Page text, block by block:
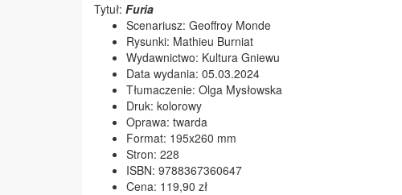
Tytuł: Furia
Scenariusz: Geoffroy Monde
Rysunki: Mathieu Burniat
Wydawnictwo: Kultura Gniewu
Data wydania: 05.03.2024
Tłumaczenie: Olga Mysłowska
Druk: kolorowy
Oprawa: twarda
Format: 195x260 mm
Stron: 228
ISBN: 9788367360647
Cena: 119,90 zł